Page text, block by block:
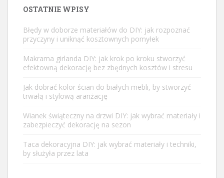
OSTATNIE WPISY
Błędy w doborze materiałów do DIY: jak rozpoznać
przyczyny i uniknąć kosztownych pomyłek
Makrama girlanda DIY: jak krok po kroku stworzyć
efektowną dekorację bez zbędnych kosztów i stresu
Jak dobrać kolor ścian do białych mebli, by stworzyć
trwałą i stylową aranżację
Wianek świąteczny na drzwi DIY: jak wybrać materiały i
zabezpieczyć dekorację na sezon
Taca dekoracyjna DIY: jak wybrać materiały i techniki,
by służyła przez lata